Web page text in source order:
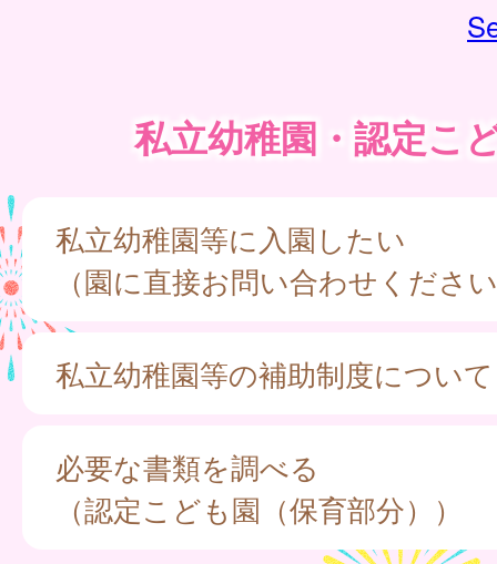
私立幼稚園・認定こ
私立幼稚園等に入園したい
（園に直接お問い合わせくださ
私立幼稚園等の補助制度について
必要な書類を調べる
（認定こども園（保育部分））